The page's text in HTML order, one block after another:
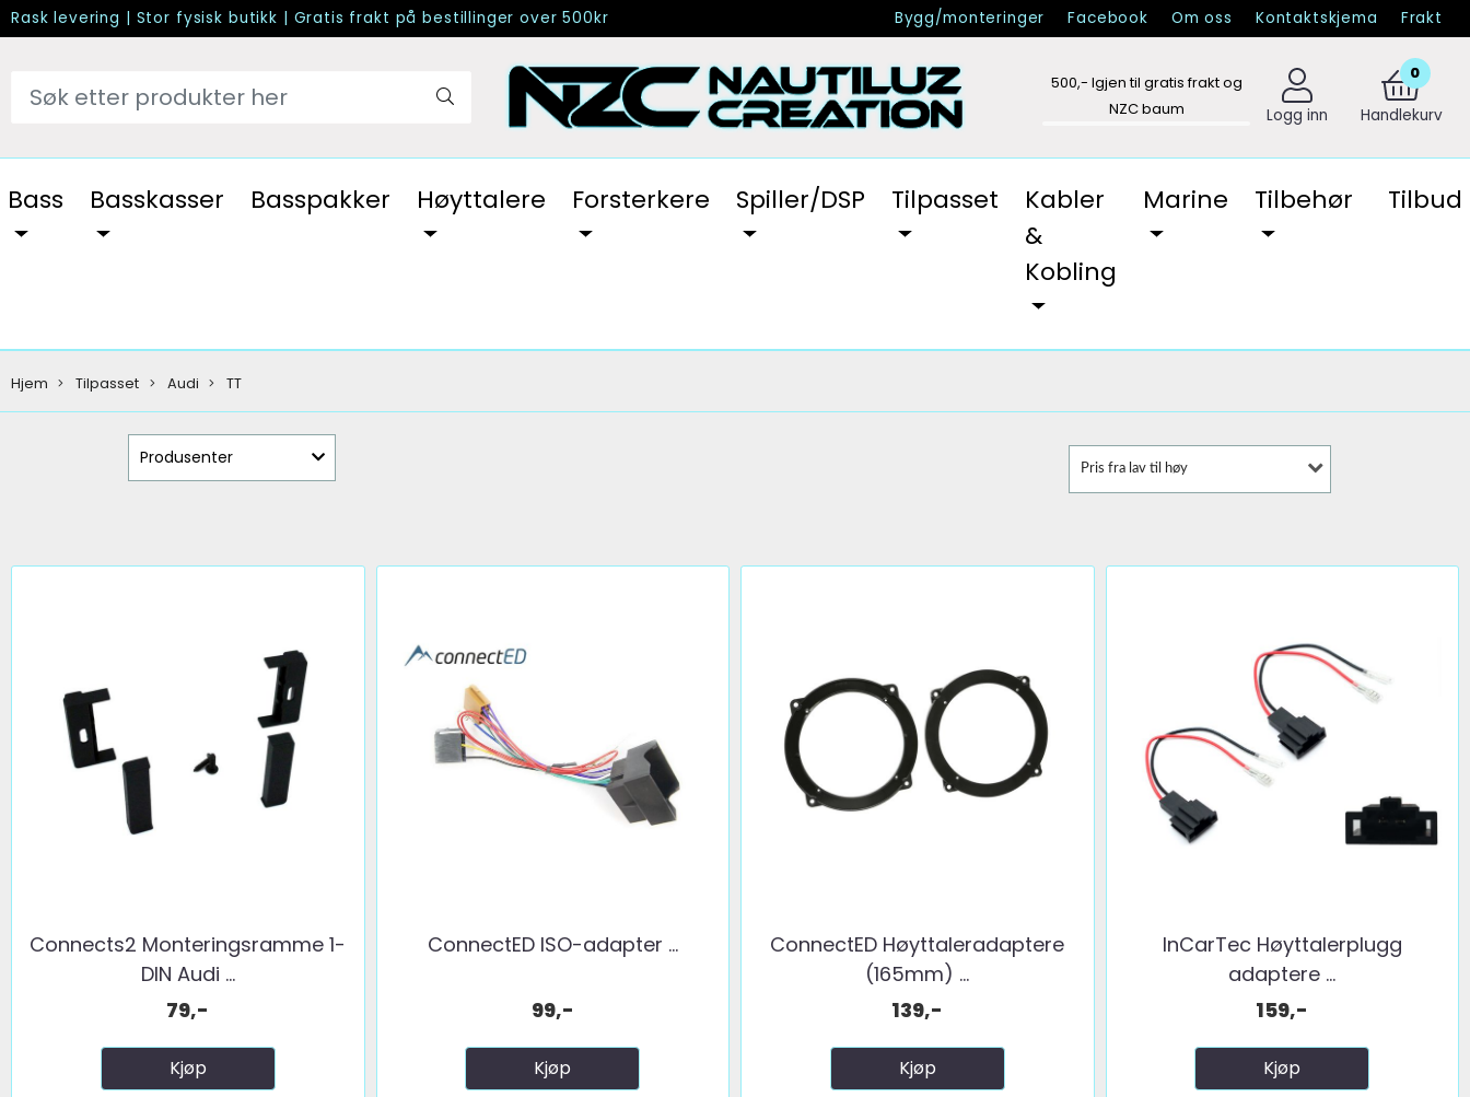
Rask levering | Stor fysisk butikk | Gratis frakt på bestillinger over 500kr Bygg/monteringer Facebook Om oss Kontaktskjema Frakt
500,- Igjen til gratis frakt og
NZC baum
Logg inn
0
Handlekurv
Bass Basskasser Basspakker Høyttalere Forsterkere Spiller/DSP Tilpasset
Kabler
&
Kobling
Marine Tilbehør Tilbud
Hjem Tilpasset Audi TT
Produsenter
Pris fra lav til høy
Connects2 Monteringsramme 1-
DIN Audi ...
79,-
Kjøp
ConnectED ISO-adapter ...
99,-
Kjøp
ConnectED Høyttaleradaptere
(165mm) ...
139,-
Kjøp
InCarTec Høyttalerplugg
adaptere ...
159,-
Kjøp